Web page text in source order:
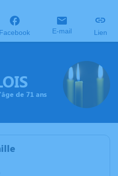
Facebook E-mail Lien
de 71 ans